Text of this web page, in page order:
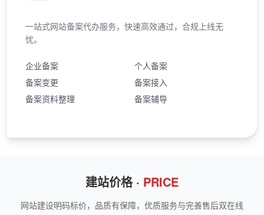
一站式网站备案代办服务，快速高效通过，合规上线无
忧。
企业备案
个人备案
备案变更
备案接入
备案资料整理
备案辅导
建站价格 · PRICE
网站建设明码标价，品质有保障，优质服务与完善售后双在线